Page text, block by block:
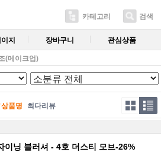
카테고리 검색
지 장바구니 관심상품
(메이크업)
상품명 최다리뷰
이닝 블러셔 - 4호 더스티 모브-26%